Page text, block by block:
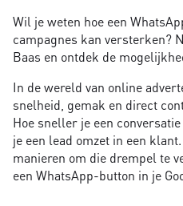
Wil je weten hoe een
campagnes kan versterken?
Baas en ontdek de
In de wereld van online
snelheid, gemak en direct
Hoe sneller je een
je een lead omzet in een
manieren om die drempel te
een WhatsApp-button in je